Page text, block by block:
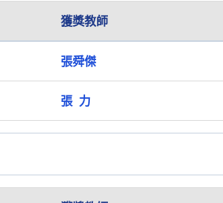
獲獎教師
張舜傑
張 力